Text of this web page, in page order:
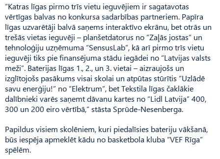
“Katras līgas pirmo trīs vietu ieguvējiem ir sagatavotas
vērtīgas balvas no konkursa sadarbības partneriem. Papīra
līgas uzvarētāji balvā saņems interaktīvo ekrānu, bet otrās un
trešās vietas ieguvēji – planšetdatorus no “Zaļās jostas” un
tehnoloģiju uzņēmuma “SensusLab”, kā arī pirmo trīs vietu
ieguvēji tiks pie finansējuma stādu iegādei no “Latvijas valsts
meži”. Baterijas līgas 1., 2., un 3. vietai – aizraujošs un
izglītojošs pasākums visai skolai un atpūtas stūrītis “Uzlādē
savu enerģiju!” no “Elektrum”, bet Tekstila līgas čaklākie
dalībnieki varēs saņemt dāvanu kartes no “Lidl Latvija” 400,
300 un 200 eiro vērtībā,” stāsta Sprūde-Nesenberga.
Papildus visiem skolēniem, kuri piedalīsies bateriju vākšanā,
būs iespēja apmeklēt kādu no basketbola kluba “VEF Rīga”
spēlēm.